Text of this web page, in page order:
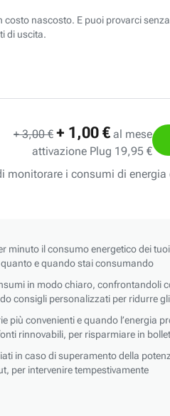
nascosto. E puoi provarci
di uscita.
+ 3,00 € + 1,00 € al mese
attivazione Plug 19,95 €
monitorare i consumi di
minuto il consumo energetico dei
e quando stai consumando
in modo chiaro, confrontandoli
consigli personalizzati per ridurre
più convenienti e quando l’energia
rinnovabili, per risparmiare in
in caso di superamento della
per intervenire tempestivamente